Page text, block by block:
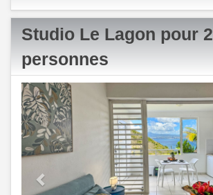
Studio Le Lagon pour 2
personnes
Previous